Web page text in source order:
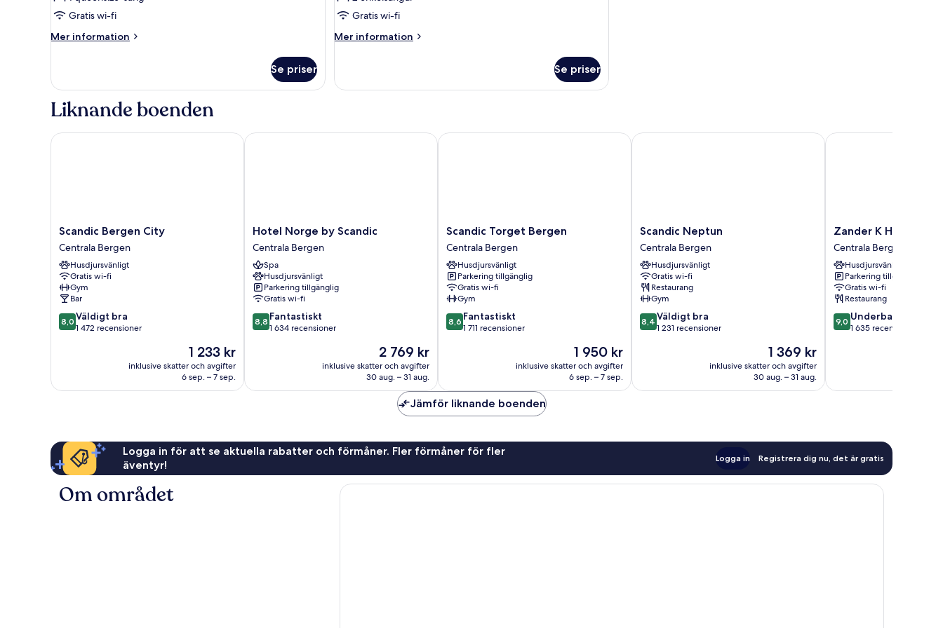
Standard
Queen
Gratis wi-fi
Mer information
Mer
Queen
Room
Se priser
Standard
Twin
Gratis wi-fi
Mer information
Mer
Twin
Se priser
Liknande boenden
Scandic
Bergen
City
Centrala
Bergen
Scandic Bergen City
Centrala Bergen
Husdjursvänligt
Gratis wi-fi
Gym
Bar
8.0
av
8,0 Väldigt bra
1 472 recensioner
Priset
är
1 233 kr
1 233 kr
inklusive skatter och avgifter
6 sep. – 7 sep.
Scandic Bergen City
Hotel
Norge
by
Scandic
Centrala
Bergen
Hotel Norge by Scandic
Centrala Bergen
Spa
Husdjursvänligt
Parkering tillgänglig
Gratis wi-fi
8.8
av
1 634 recensioner
8,8 Fantastiskt
1 634 recensioner
Priset
är
2 769 kr
2 769 kr
inklusive skatter och avgifter
30 aug. – 31 aug.
Hotel Norge by Scandic
Scandic
Torget
Bergen
Centrala
Bergen
Scandic Torget Bergen
Centrala Bergen
Husdjursvänligt
Parkering tillgänglig
Gratis wi-fi
Gym
8.6
av
1 711 recensioner
8,6 Fantastiskt
1 711 recensioner
Priset
är
1 950 kr
1 950 kr
inklusive skatter och avgifter
6 sep. – 7 sep.
Scandic Torget Bergen
Scandic
Neptun
Centrala
Bergen
Scandic Neptun
Centrala Bergen
Husdjursvänligt
Gratis wi-fi
Restaurang
Gym
8.4
av
8,4 Väldigt bra
1 231 recensioner
Priset
är
1 369 kr
1 369 kr
inklusive skatter och avgifter
30 aug. – 31 aug.
Scandic Neptun
Zander
K
Hotel
Centrala
Bergen
Zander K Hotel
Centrala Bergen
Husdjursvänligt
Parkering tillgänglig
Gratis wi-fi
Restaurang
9.0
av
9,0 Underbart
1 635 recensioner
Zander K Hotel
Jämför liknande boenden
Logga in för att se aktuella rabatter och förmåner. Fler förmåner för fler
äventyr!
Logga in Registrera dig nu, det är gratis
Om området